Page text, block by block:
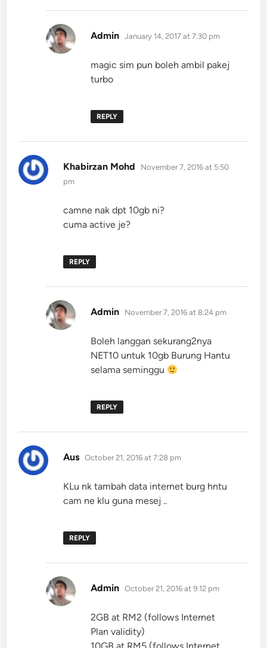
Admin says:
January 14, 2017 at 7:30 pm
magic sim pun boleh ambil pakej
turbo
REPLY
Khabirzan Mohd says:
November 7, 2016 at 5:50
pm
camne nak dpt 10gb ni?
cuma active je?
REPLY
Admin says:
November 7, 2016 at 8:24 pm
Boleh langgan sekurang2nya
NET10 untuk 10gb Burung Hantu
selama seminggu
REPLY
Aus says:
October 21, 2016 at 7:28 pm
KLu nk tambah data internet burg hntu
cam ne klu guna mesej ..
REPLY
Admin says:
October 21, 2016 at 9:12 pm
2GB at RM2 (follows Internet
Plan validity)